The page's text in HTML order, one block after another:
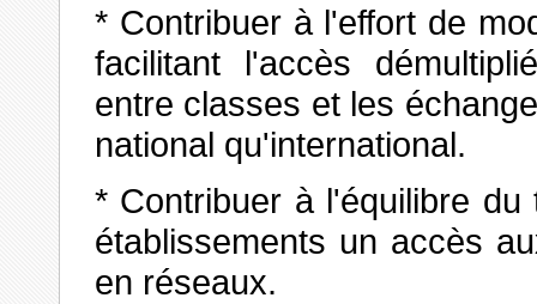
* Contribuer à l'effort de
facilitant l'accès
entre classes et les
national qu'international.
* Contribuer à l'équilibre
établissements un accès
en réseaux.